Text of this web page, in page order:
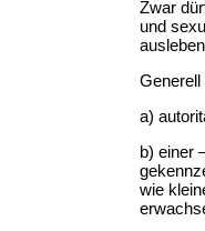
Zwar
und
a)
b) einer
wie